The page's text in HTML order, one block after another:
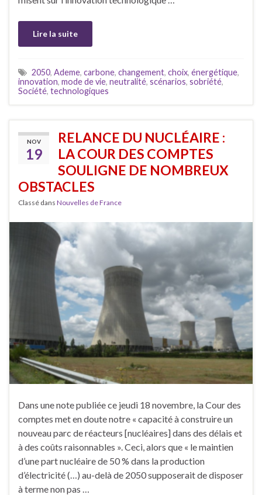
Lire la suite
2050, Ademe, carbone, changement, choix, énergétique,
innovation, mode de vie, neutralité, scénarios, sobriété,
Société, technologiques
NOV
19
RELANCE DU NUCLÉAIRE :
LA COUR DES COMPTES
SOULIGNE DE NOMBREUX
OBSTACLES
Classé dans Nouvelles de France
Dans une note publiée ce jeudi 18 novembre, la Cour des
comptes met en doute notre « capacité à construire un
nouveau parc de réacteurs [nucléaires] dans des délais et
à des coûts raisonnables ». Ceci, alors que « le maintien
d’une part nucléaire de 50 % dans la production
d’électricité (…) au-delà de 2050 supposerait de disposer
à terme non pas …